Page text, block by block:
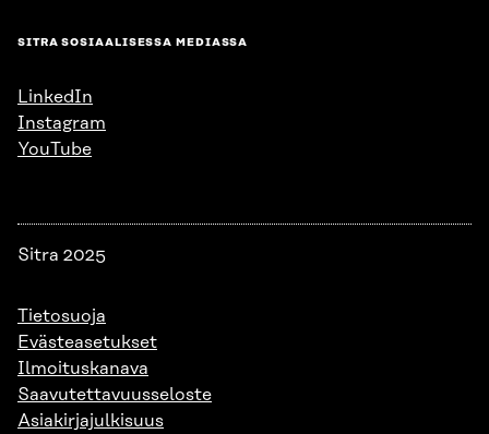
SITRA SOSIAALISESSA MEDIASSA
LinkedIn
Instagram
YouTube
Sitra 2025
Tietosuoja
Evästeasetukset
Ilmoituskanava
Saavutettavuusseloste
Asiakirjajulkisuus